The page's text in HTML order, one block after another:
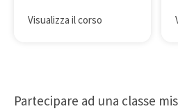
Visualizza il corso
Partecipare ad una classe